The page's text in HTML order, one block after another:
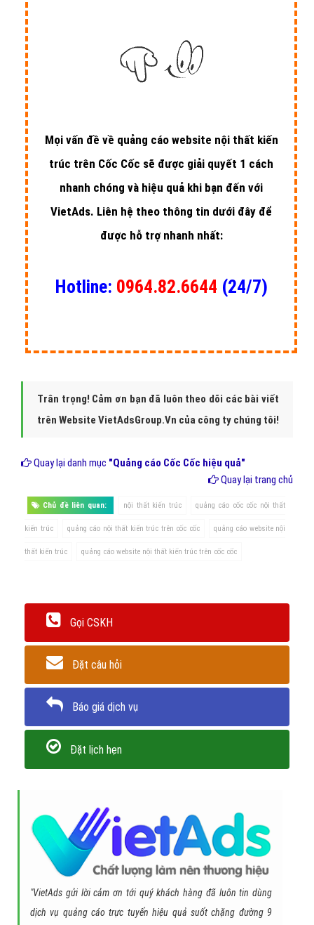
Mọi vấn đề về quảng cáo website nội thất kiến
trúc trên Cốc Cốc sẽ được giải quyết 1 cách
nhanh chóng và hiệu quả khi bạn đến với
VietAds. Liên hệ theo thông tin dưới đây để
được hỗ trợ nhanh nhất:
Hotline: 0964.82.6644 (24/7)
Trân trọng! Cảm ơn bạn đã luôn theo dõi các bài viết
trên Website VietAdsGroup.Vn của công ty chúng tôi!
Quay lại danh mục "Quảng cáo Cốc Cốc hiệu quả"
Quay lại trang chủ
Chủ đề liên quan: nội thất kiến trúc quảng cáo cốc cốc nội thất
kiến trúc quảng cáo nội thất kiến trúc trên cốc cốc quảng cáo website nội
thất kiến trúc quảng cáo website nội thất kiến trúc trên cốc cốc
Gọi CSKH
Đặt câu hỏi
Báo giá dịch vụ
Đặt lịch hẹn
"VietAds gửi lời cảm ơn tới quý khách hàng đã luôn tin dùng
dịch vụ quảng cáo trực tuyến hiệu quả suốt chặng đường 9